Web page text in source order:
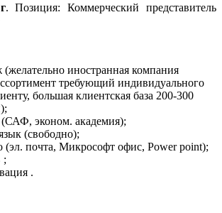
. Позиция: Коммерческий представитель
иностранная компания
требующий индивидуального
большая клиентская база 200-300
(САФ, эконом. академия);
(свободно);
почта, Микрософт офис, Power point);
;
.